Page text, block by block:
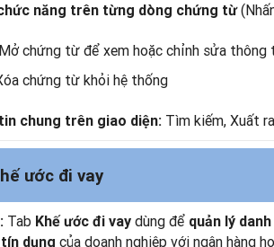
năng trên từng dòng chứng từ
chứng từ để xem hoặc chỉnh sửa
chứng từ khỏi hệ thống
chung trên giao diện: Tìm kiếm, Xuất
ước đi vay
Tab Khế ước đi vay dùng để quản lý
dụng của doanh nghiệp với ngân hàng